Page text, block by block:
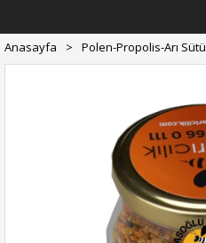
Anasayfa > Polen-Propolis-Arı Sütü